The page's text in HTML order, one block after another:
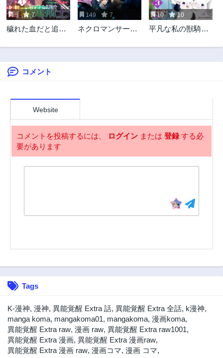
3年前 3年前
32話
3年前
31話
3年前
30話 29話
28話
26話
24話
3年前
23話
3年前
22話
12話
3年前
10話 9話
3年前
8話
3年前
7話
3年前
8 7
穢れた血だと追放
精霊魔術士
149 7
ネクロマンサー学
10 10
平凡な私の獣騎士
コメント
Website
コメントを投稿するには、 ログイン または 登録する必
要があります
Tags
K-漫神, 漫神, 異能覚醒 Extra 話, 異能覚醒 Extra 全話, k漫神,
manga koma, mangakoma01, mangakoma, 漫画koma,
異能覚醒 Extra raw, 漫画 raw, 異能覚醒 Extra raw1001,
異能覚醒 Extra 漫画, 異能覚醒 Extra 漫画raw,
異能覚醒 Extra 漫画 raw, 漫画コマ, 漫画 コマ,